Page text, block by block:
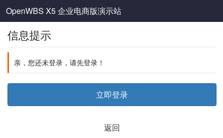
OpenWBS X5 企业电商版演示站
信息提示
亲，您还未登录，请先登录！
立即登录
返回